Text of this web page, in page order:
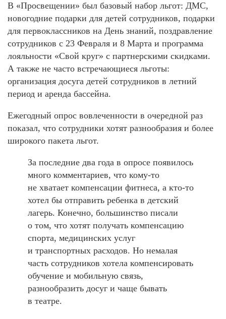
В «Просвещении» был базовый набор льгот: ДМС,
новогодние подарки для детей сотрудников, подарки
для первоклассников на День знаний, поздравление
сотрудников с 23 Февраля и 8 Марта и программа
лояльности «Свой круг» с партнерскими скидками.
А также не часто встречающиеся льготы:
организация досуга детей сотрудников в летний
период и аренда бассейна.
Ежегодный опрос вовлеченности в очередной раз
показал, что сотрудники хотят разнообразия и более
широкого пакета льгот.
За последние два года в опросе появилось
много комментариев, что кому-то
не хватает компенсации фитнеса, а кто-то
хотел бы отправить ребенка в детский
лагерь. Конечно, большинство писали
о том, что хотят получать компенсацию
спорта, медицинских услуг
и транспортных расходов. Но немалая
часть сотрудников хотела компенсировать
обучение и мобильную связь,
разнообразить досуг и чаще бывать
в театре.